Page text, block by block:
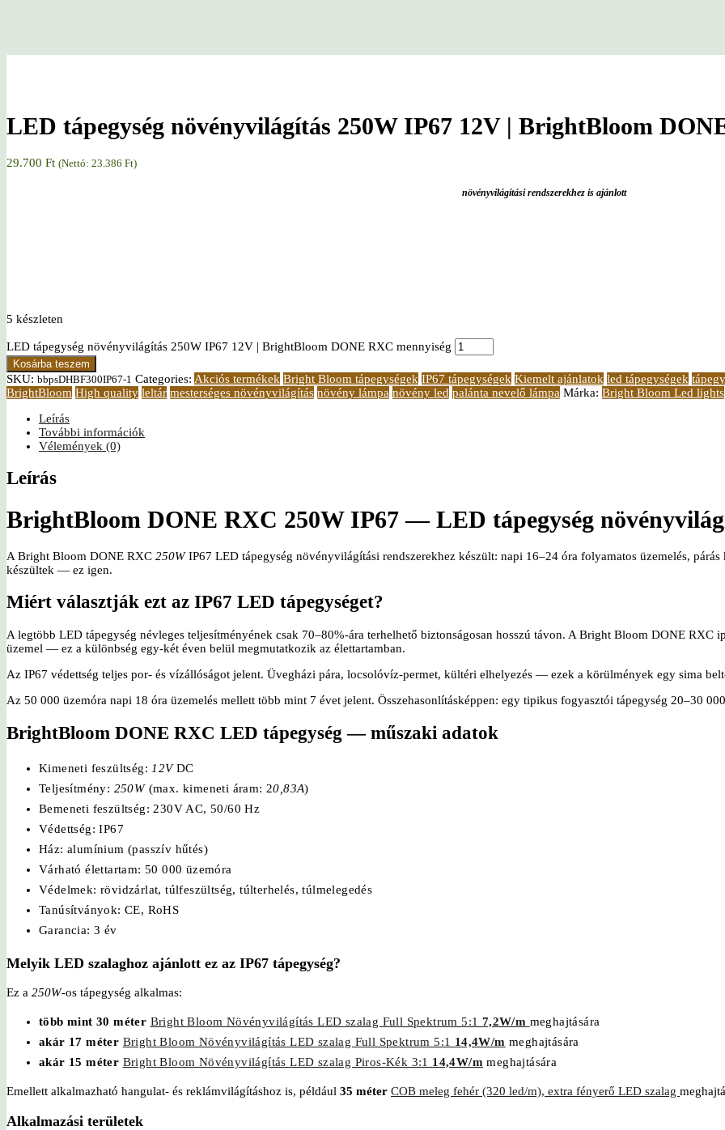
LED tápegység növényvilágítás 250W IP67 12V | BrightBloom
29.700 Ft (Nettó: 23.386 Ft)
növényvilágítási rendszerekhez is ajánlott
5 készleten
LED tápegység növényvilágítás 250W IP67 12V | BrightBloom DONE RXC mennyiség
Kosárba teszem
SKU: bbpsDHBF300IP67-1 Categories: Akciós termékek Bright Bloom tápegységek IP67 tápegységek Kiemelt ajánlatok led tápegységek
BrightBloom High quality leltár mesterséges növényvilágítás növény lámpa növény led palánta nevelő lámpa Márka: Bright Bloom Led lights
Leírás
További információk
Vélemények (0)
Leírás
BrightBloom DONE RXC 250W IP67 — LED tápegység
A Bright Bloom DONE RXC 250WIP67 LED tápegység növényvilágítási rendszerekhez készült: napi 16–24 óra folyamatos üzemelés,
készültek — ez igen.
Miért választják ezt az IP67 LED tápegységet?
A legtöbb LED tápegység névleges teljesítményének csak 70–80%-ára terhelhető biztonságosan hosszú távon. A Bright Bloom DONE RXC
üzemel — ez a különbség egy-két éven belül megmutatkozik az élettartamban.
Az IP67 védettség teljes por- és vízállóságot jelent. Üvegházi pára, locsolóvíz-permet, kültéri elhelyezés — ezek a körülmények egy sima
Az 50 000 üzemóra napi 18 óra üzemelés mellett több mint 7 évet jelent. Összehasonlításképpen: egy tipikus fogyasztói tápegység 20–30
BrightBloom DONE RXC LED tápegység — műszaki adatok
Kimeneti feszültség:12VDC
Teljesítmény: 250W(max. kimeneti áram: 20,83A)
Bemeneti feszültség: 230V AC, 50/60 Hz
Védettség: IP67
Ház: alumínium (passzív hűtés)
Várható élettartam: 50 000 üzemóra
Védelmek: rövidzárlat, túlfeszültség, túlterhelés, túlmelegedés
Tanúsítványok: CE, RoHS
Garancia: 3 év
Melyik LED szalaghoz ajánlott ez az IP67 tápegység?
Ez a 250W-os tápegység alkalmas:
több mint 30 méter Bright Bloom Növényvilágítás LED szalag Full Spektrum 5:1 7,2W/m meghajtására
akár 17 méter Bright Bloom Növényvilágítás LED szalag Full Spektrum 5:1 14,4W/m meghajtására
akár 15 méter Bright Bloom Növényvilágítás LED szalag Piros-Kék 3:1 14,4W/m meghajtására
Emellett alkalmazható hangulat- és reklámvilágításhoz is, például 35 méter COB meleg fehér (320 led/m), extra fényerő LED szalag
Alkalmazási területek